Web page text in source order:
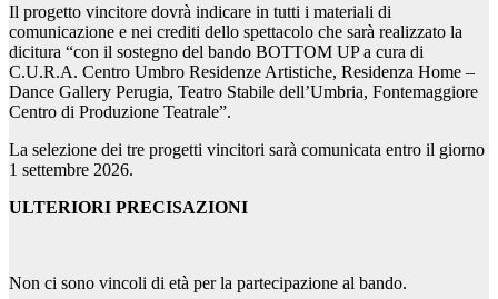
Il progetto vincitore dovrà indicare in tutti i materiali di
comunicazione e nei crediti dello spettacolo che sarà realizzato la
dicitura “con il sostegno del bando BOTTOM UP a cura di
C.U.R.A. Centro Umbro Residenze Artistiche, Residenza Home –
Dance Gallery Perugia, Teatro Stabile dell’Umbria, Fontemaggiore
Centro di Produzione Teatrale”.
La selezione dei tre progetti vincitori sarà comunicata entro il giorno
1 settembre 2026.
ULTERIORI PRECISAZIONI
Non ci sono vincoli di età per la partecipazione al bando.